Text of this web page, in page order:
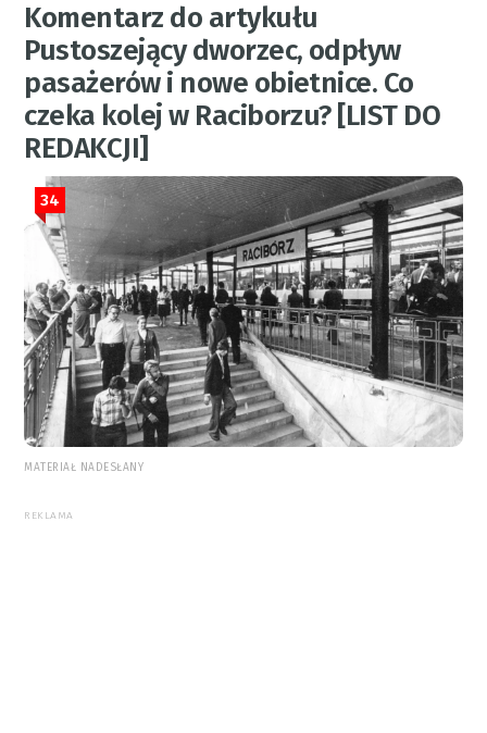
Komentarz do artykułu
Pustoszejący dworzec, odpływ
pasażerów i nowe obietnice. Co
czeka kolej w Raciborzu? [LIST DO
REDAKCJI]
34
MATERIAŁ NADESŁANY
REKLAMA